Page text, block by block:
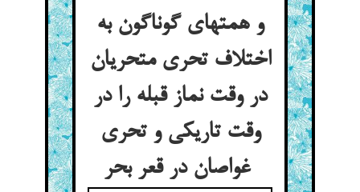
و همتهای گوناگون به
اختلاف تحری متحریان
در وقت نماز قبله را در
وقت تاریکی و تحری
غواصان در قعر بحر